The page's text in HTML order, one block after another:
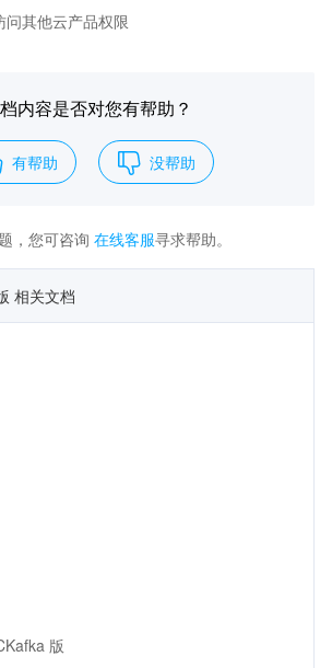
问其他云产品权限
内容是否对您有帮助？
有帮助 没帮助
，您可咨询 在线客服寻求帮助。
相关文档
版